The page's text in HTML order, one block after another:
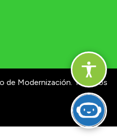
de Modernización. Términos